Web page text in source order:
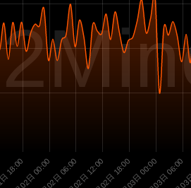
18:00
8月02日 00:008月02日 06:008月02日 12:008月02日 18:008月03日 00:008月03日 06:00
8月